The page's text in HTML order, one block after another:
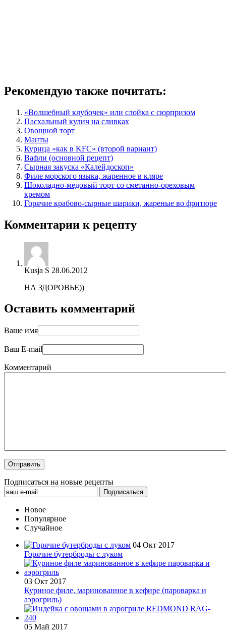
Рекомендую также почитать:
«Волшебный клубочек» или слойка с сюрпризом
Пасхальный кулич на сливках
Овощной торт
Манты
Курица «как в KFC» (второй вариант)
Вафли (основной рецепт)
Сырная закуска «Калейдоскоп»
Филе морского языка, жаренное в кляре
Шоколадно-медовый торт со сметанно-ореховым
кремом
Горячие крабово-сырные шарики, жареные во фритюре
Комментарии к рецепту
Kusja S 28.06.2012
НА ЗДОРОВЬЕ))
Оставить комментарий
Ваше имя
Ваш E-mail
Комментарий
Подписаться на новые рецепты
Новое
Популярное
Случайное
04 Окт 2017
Горячие бутерброды с луком
03 Окт 2017
Куриное филе, маринованное в кефире (пароварка и
аэрогриль)
05 Май 2017